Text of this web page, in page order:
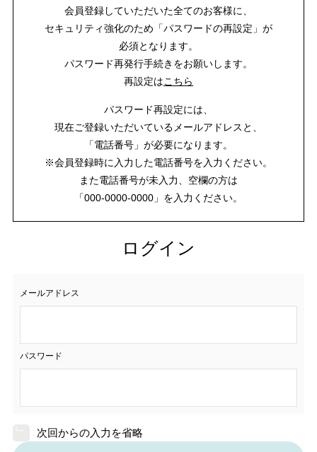
会員登録していただいた全てのお客様に、
セキュリティ強化のため「パスワードの再設定」が
必須となります。
パスワード再発行手続きをお願いします。
再設定はこちら
パスワード再設定には、
現在ご登録いただいているメールアドレスと、
「電話番号」が必要になります。
※会員登録時に入力した電話番号を入力ください。
また電話番号が未入力、空欄の方は
「000-0000-0000」を入力ください。
ログイン
メールアドレス
パスワード
次回からの入力を省略